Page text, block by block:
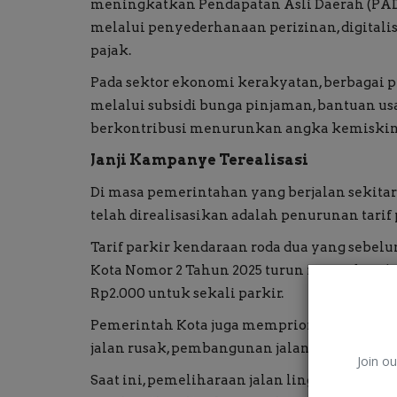
Join
meningkatkan Pendapatan Asli Daerah
melalui penyederhanaan perizinan,
pajak.
Pada sektor ekonomi kerakyatan, berbagai
melalui subsidi bunga pinjaman, bantuan
berkontribusi menurunkan angka
Janji Kampanye Terealisasi
Di masa pemerintahan yang berjalan
telah direalisasikan adalah penurunan tarif
Tarif parkir kendaraan roda dua yang
Kota Nomor 2 Tahun 2025 turun menjadi
Rp2.000 untuk sekali parkir.
Pemerintah Kota juga memprioritaskan
jalan rusak, pembangunan jalan mantap,
Saat ini, pemeliharaan jalan lingkungan